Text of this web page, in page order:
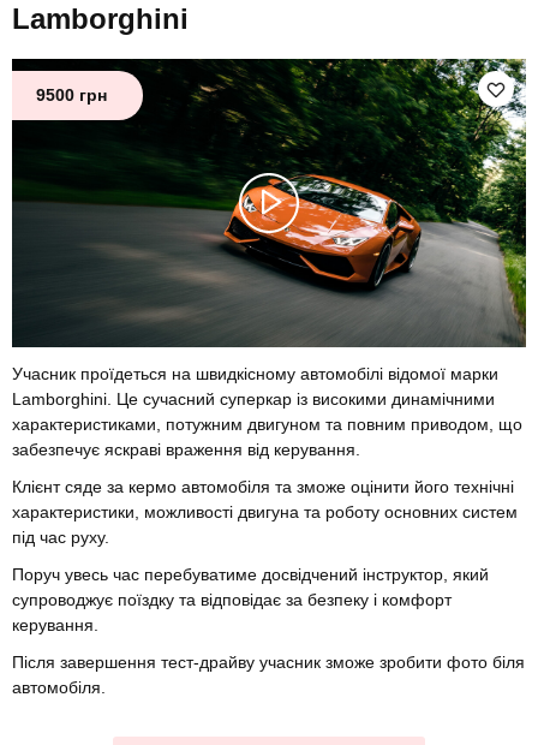
Lamborghini
9500 грн
Учасник проїдеться на швидкісному автомобілі відомої марки
Lamborghini. Це сучасний суперкар із високими динамічними
характеристиками, потужним двигуном та повним приводом, що
забезпечує яскраві враження від керування.
Клієнт сяде за кермо автомобіля та зможе оцінити його технічні
характеристики, можливості двигуна та роботу основних систем
під час руху.
Поруч увесь час перебуватиме досвідчений інструктор, який
супроводжує поїздку та відповідає за безпеку і комфорт
керування.
Після завершення тест-драйву учасник зможе зробити фото біля
автомобіля.